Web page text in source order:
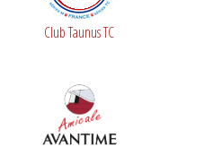
Club Taunus TC